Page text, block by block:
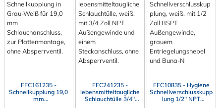
FFC161235 -
Schnellkupplung 19,0
mm
FFC241235 -
lebensmitteltaugliche
Schlauchtülle 3/4"
FFC10835 - Hygiene
Schnellverschlusskupp
lung 1/2" NPT